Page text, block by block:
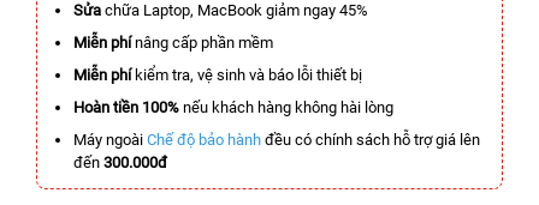
Sửa chữa Laptop, MacBook giảm ngay 45%
Miễn phínâng cấp phần mềm
Miễn phíkiểm tra, vệ sinh và báo lỗi thiết bị
Hoàn tiền 100% nếu khách hàng không hài lòng
Máy ngoài Chế độ bảo hành đều có chính sách hỗ trợ giá lên
đến 300.000đ